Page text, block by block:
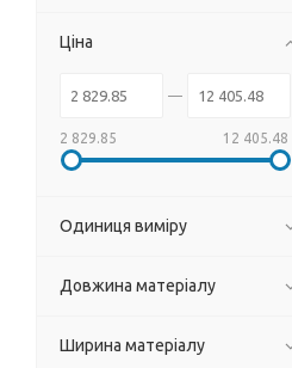
Ціна
2 829.85 12 405.48
Одиниця виміру
Довжина матеріалу
Ширина матеріалу